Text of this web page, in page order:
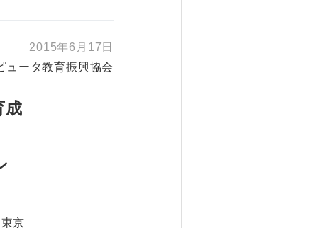
2015年6月17日
ュータ教育振興協会
成
京